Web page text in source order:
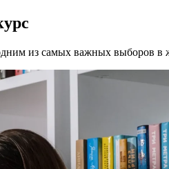
из самых важных выборов в